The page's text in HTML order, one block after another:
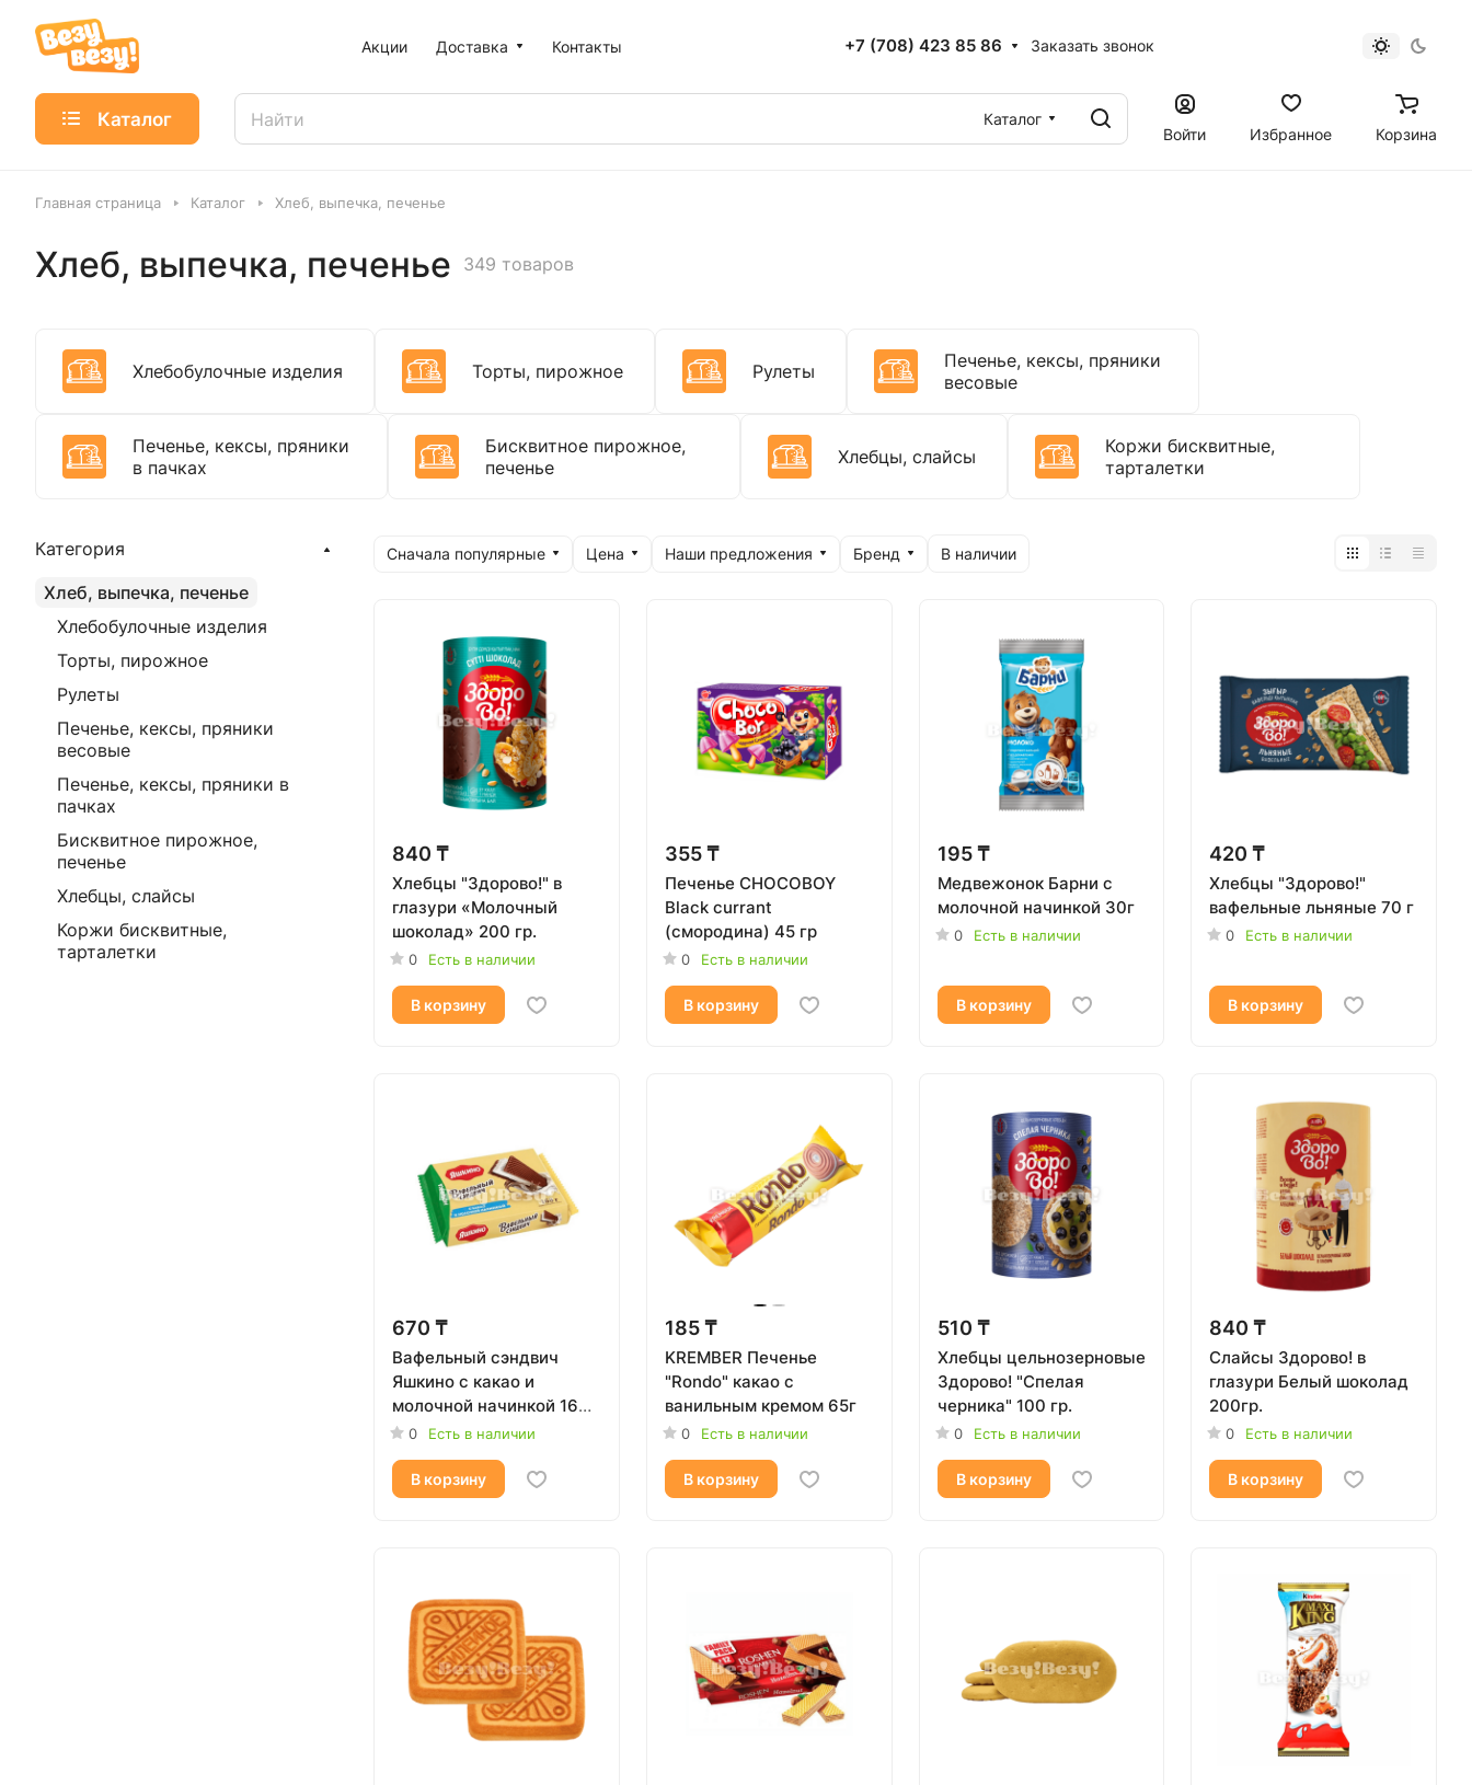
Акции Доставка Контакты +7 (708) 423 85 86 Заказать звонок
Каталог
Каталог
Войти
Избранное Корзина
Главная страница Каталог Хлеб, выпечка, печенье
Хлеб, выпечка, печенье 349 товаров
Хлебобулочные изделия Торты, пирожное Рулеты
Печенье, кексы, пряники
весовые
Печенье, кексы, пряники
в пачках
Бисквитное пирожное,
печенье
Хлебцы, слайсы
Коржи бисквитные,
тарталетки
Сначала популярные Цена Наши предложения Бренд В наличии
840 ₸
Хлебцы "Здорово!" в
глазури «Молочный
шоколад» 200 гр.
0 Есть в наличии
В корзину
355 ₸
Печенье CHOCOBOY
Black currant
(смородина) 45 гр
0 Есть в наличии
В корзину
195 ₸
Медвежонок Барни с
молочной начинкой 30г
0 Есть в наличии
В корзину
420 ₸
Хлебцы "Здорово!"
вафельные льняные 70 г
0 Есть в наличии
В корзину
670 ₸
Вафельный сэндвич
Яшкино с какао и
молочной начинкой 168
гр0 Есть в наличии
В корзину
185 ₸
KREMBER Печенье
"Rondo" какао с
ванильным кремом 65г
0 Есть в наличии
В корзину
510 ₸
Хлебцы цельнозерновые
Здорово! "Спелая
черника" 100 гр.
0 Есть в наличии
В корзину
840 ₸
Слайсы Здорово! в
глазури Белый шоколад
200гр.
0 Есть в наличии
В корзину
Категория
Хлеб, выпечка, печенье
Хлебобулочные изделия
Торты, пирожное
Рулеты
Печенье, кексы, пряники
весовые
Печенье, кексы, пряники в
пачках
Бисквитное пирожное,
печенье
Хлебцы, слайсы
Коржи бисквитные,
тарталетки